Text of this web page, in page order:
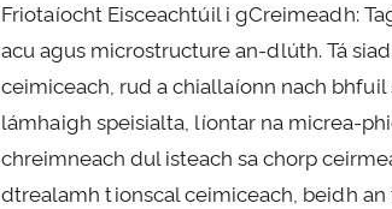
Friotaíocht Eisceachtúil i gCreimeadh:
acu agus microstructure an-dlúth. Tá
ceimiceach, rud a chiallaíonn nach bhfuil
lámhaigh speisialta, líontar na micrea-
chreimneach dul isteach sa chorp
dtrealamh tionscal ceimiceach, beidh